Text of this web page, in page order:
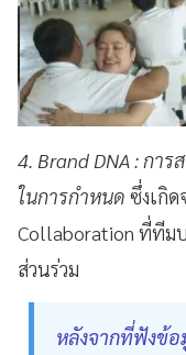
4. Brand DNA : กา
ในการกำหนด ซึ่งเกิ
Collaboration ที่ทีม
ส่วนร่วม
หลังจากที่ฟังข้อ